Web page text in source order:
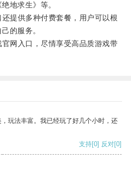
地求生》等。
供多种付费套餐，用户可以根
的服务。
网入口，尽情享受高品质游戏带
玩法丰富。我已经玩了好几个小时，还
支持[0] 反对[0]